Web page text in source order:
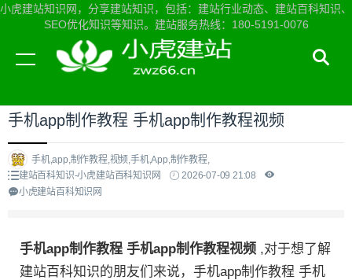
小虎建站知识网，分享建站知识，包括：建站行业动态、建站百科知识、
SEO优化知识等知识。建站服务热线：180-5191-0076
当前位置：小虎建站知识网首页>建站百科知识
手机app制作教程 手机app制作教程视频
手机,app,制作教程,视频,手机,App,制作教程,
建站百科知识-小虎建站百科知识网
2026-07-09 21:08
小虎建站百科知识网
手机app制作教程 手机app制作教程视频 ,对于想了解
建站百科知识的朋友们来说，手机app制作教程 手机